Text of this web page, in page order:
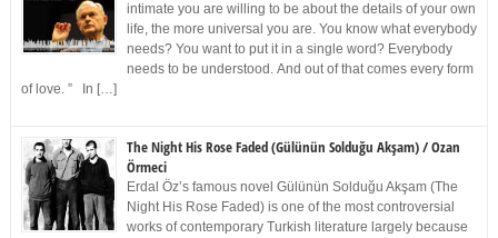
intimate you are willing to be about the details of your own
life, the more universal you are. You know what everybody
needs? You want to put it in a single word? Everybody
needs to be understood. And out of that comes every form
of love. ” In […]
The Night His Rose Faded (Gülünün Solduğu Akşam) / Ozan
Örmeci
Erdal Öz’s famous novel Gülünün Solduğu Akşam (The
Night His Rose Faded) is one of the most controversial
works of contemporary Turkish literature largely because